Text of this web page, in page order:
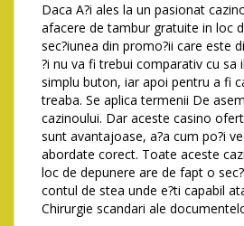
Daca A?i ales la un pasionat
afacere de tambur gratuite in loc
sec?iunea din promo?ii care este
?i nu va fi trebui comparativ cu sa
simplu buton, iar apoi pentru a fi
treaba. Se aplica termenii De
cazinoului. Dar aceste casino
sunt avantajoase, a?a cum po?i
abordate corect. Toate aceste
loc de depunere are de fapt o
contul de stea unde e?ti capabil
Chirurgie scandari ale